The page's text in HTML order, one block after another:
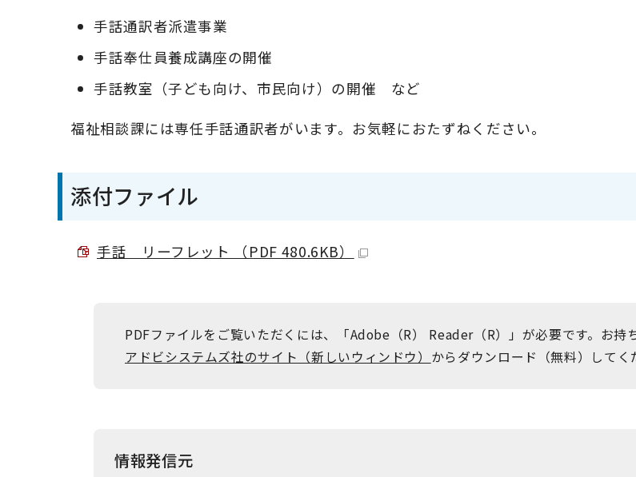
手話通訳者派遣事業
手話奉仕員養成講座の開催
手話教室（子ども向け、市民向け）の開催 など
福祉相談課には専任手話通訳者がいます。お気軽におたずねください。
添付ファイル
手話 リーフレット （PDF 480.6KB）
PDFファイルをご覧いただくには、「Adobe（R） Reader（R）」が必要です。お持
アドビシステムズ社のサイト（新しいウィンドウ） からダウンロード（無料）してく
情報発信元